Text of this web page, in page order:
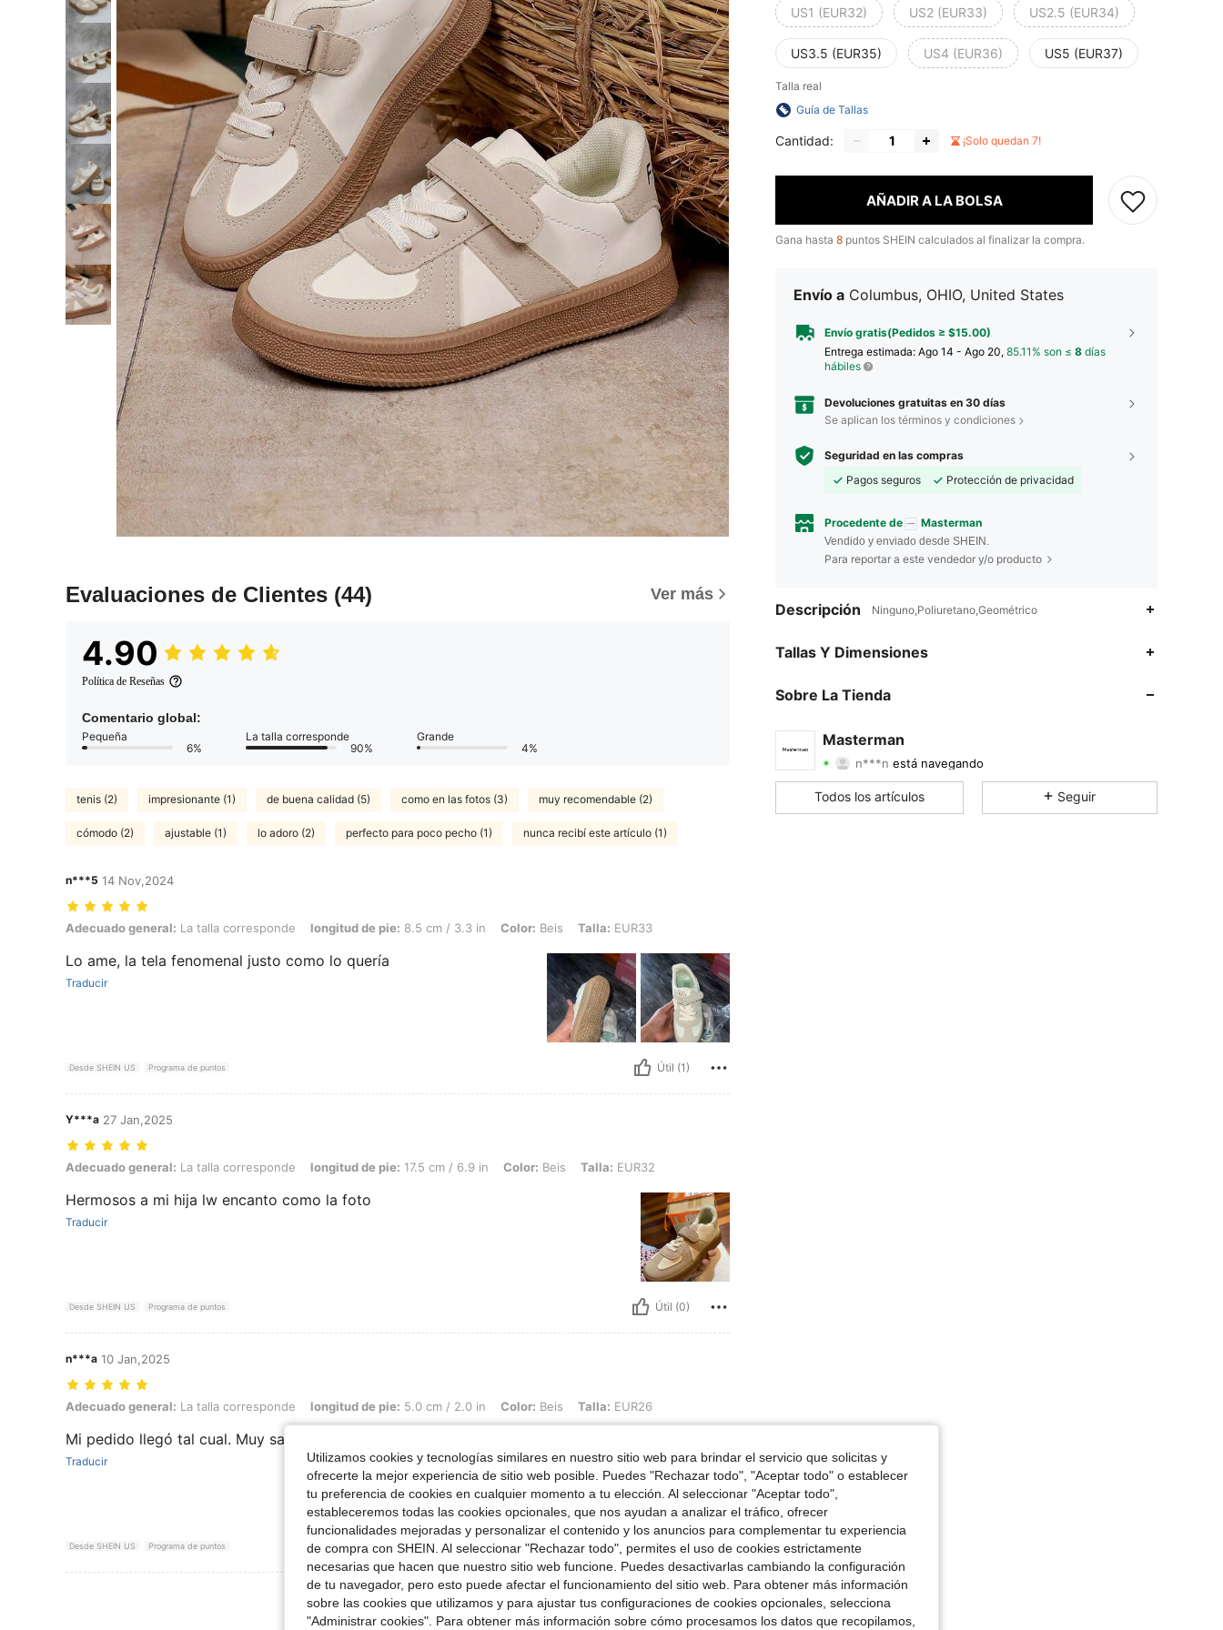
Evaluaciones de Clientes (44) Ver más
4.90
Política de Reseñas
Comentario global:
Pequeña
6%
La talla corresponde
90%
Grande
4%
tenis (2) impresionante (1) de buena calidad (5) como en las fotos (3) muy recomendable (2)
cómodo (2) ajustable (1) lo adoro (2) perfecto para poco pecho (1) nunca recibí este artículo (1)
n***5 14 Nov,2024
Adecuado general: La talla corresponde, longitud de pie: 8.5 cm / 3.3 in, Color: Beis, Talla: EUR33
Adecuado general: La talla corresponde longitud de pie: 8.5 cm / 3.3 in Color: Beis Talla: EUR33
Lo ame, la tela fenomenal justo como lo quería
Traducir
Desde SHEIN US Programa de puntos Útil (1)
Y***a 27 Jan,2025
Adecuado general: La talla corresponde, longitud de pie: 17.5 cm / 6.9 in, Color: Beis, Talla: EUR32
Adecuado general: La talla corresponde longitud de pie: 17.5 cm / 6.9 in Color: Beis Talla: EUR32
Hermosos a mi hija lw encanto como la foto
Traducir
Desde SHEIN US Programa de puntos Útil (0)
n***a 10 Jan,2025
Adecuado general: La talla corresponde, longitud de pie: 5.0 cm / 2.0 in, Color: Beis, Talla: EUR26
Adecuado general: La talla corresponde longitud de pie: 5.0 cm / 2.0 in Color: Beis Talla: EUR26
Mi pedido llegó tal cual. Muy satisfecha
Traducir
Desde SHEIN US Programa de puntos Útil (0)
Ver Más Reseñas
US1 (EUR32) US2 (EUR33) US2.5 (EUR34)
US3.5 (EUR35) US4 (EUR36) US5 (EUR37)
Talla real
Guía de Tallas
Cantidad: ¡Solo quedan 7!
AÑADIR A LA BOLSA
Gana hasta 8 puntos SHEIN calculados al finalizar la compra.
Envío a Columbus, OHIO, United States
Envío gratis(Pedidos ≥ $15.00)
Entrega estimada: Ago 14 - Ago 20, 85.11% son ≤ 8 días
hábiles
Devoluciones gratuitas en 30 días
Se aplican los términos y condiciones
Seguridad en las compras
Pagos seguros
Protección de privacidad
Procedente de Masterman
Vendido y enviado desde SHEIN.
Para reportar a este vendedor y/o producto
Descripción Ninguno,Poliuretano,Geométrico
Tallas Y Dimensiones
Sobre La Tienda
Masterman
4.84
n***nestá navegando
4.84 Calificación 41Artículos
4.84 41 2.7K
Todos los artículos Seguir
Utilizamos cookies y tecnologías similares en nuestro sitio web para brindar el servicio que solicitas y
ofrecerte la mejor experiencia de sitio web posible. Puedes "Rechazar todo", "Aceptar todo" o establecer
tu preferencia de cookies en cualquier momento a tu elección. Al seleccionar "Aceptar todo",
estableceremos todas las cookies opcionales, que nos ayudan a analizar el tráfico, ofrecer
funcionalidades mejoradas y personalizar el contenido y los anuncios para complementar tu experiencia
de compra con SHEIN. Al seleccionar "Rechazar todo", permites el uso de cookies estrictamente
necesarias que hacen que nuestro sitio web funcione. Puedes desactivarlas cambiando la configuración
de tu navegador, pero esto puede afectar el funcionamiento del sitio web. Para obtener más información
sobre las cookies que utilizamos y para ajustar tus configuraciones de cookies opcionales, selecciona
"Administrar cookies". Para obtener más información sobre cómo procesamos los datos que recopilamos,